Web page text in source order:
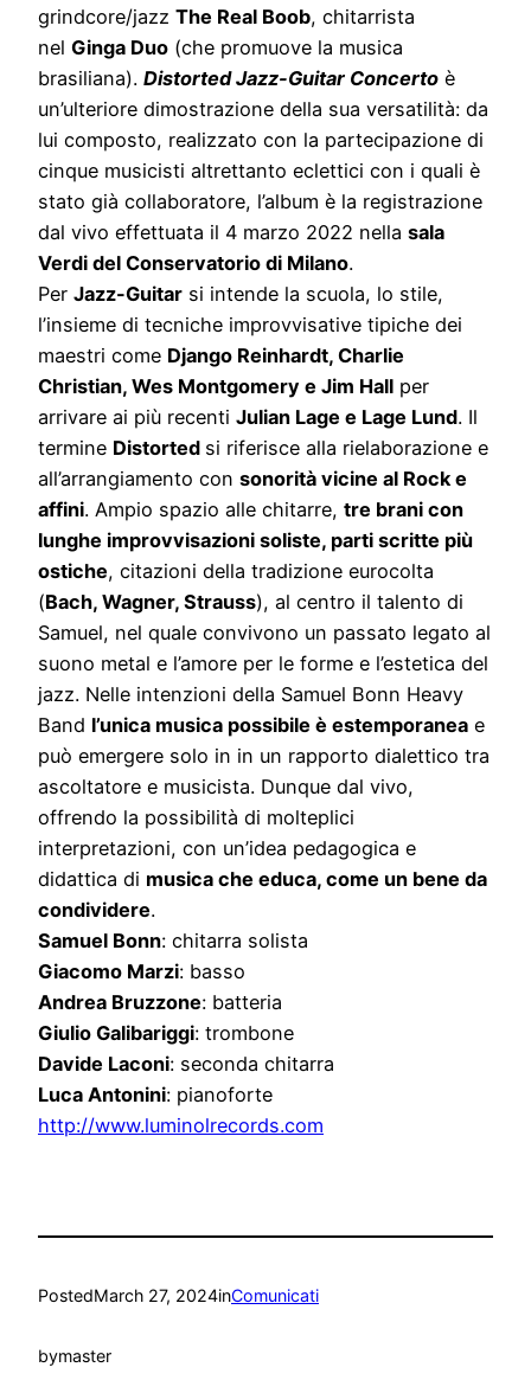
grindcore/jazz The Real Boob, chitarrista
nel Ginga Duo (che promuove la musica
brasiliana). Distorted Jazz-Guitar Concerto è
un’ulteriore dimostrazione della sua versatilità: da
lui composto, realizzato con la partecipazione di
cinque musicisti altrettanto eclettici con i quali è
stato già collaboratore, l’album è la registrazione
dal vivo effettuata il 4 marzo 2022 nella sala
Verdi del Conservatorio di Milano.
Per Jazz-Guitar si intende la scuola, lo stile,
l’insieme di tecniche improvvisative tipiche dei
maestri come Django Reinhardt, Charlie
Christian, Wes Montgomery e Jim Hall per
arrivare ai più recenti Julian Lage e Lage Lund. Il
termine Distorted si riferisce alla rielaborazione e
all’arrangiamento con sonorità vicine al Rock e
affini. Ampio spazio alle chitarre, tre brani con
lunghe improvvisazioni soliste, parti scritte più
ostiche, citazioni della tradizione eurocolta
(Bach, Wagner, Strauss), al centro il talento di
Samuel, nel quale convivono un passato legato al
suono metal e l’amore per le forme e l’estetica del
jazz. Nelle intenzioni della Samuel Bonn Heavy
Band l’unica musica possibile è estemporanea e
può emergere solo in in un rapporto dialettico tra
ascoltatore e musicista. Dunque dal vivo,
offrendo la possibilità di molteplici
interpretazioni, con un’idea pedagogica e
didattica di musica che educa, come un bene da
condividere.
Samuel Bonn: chitarra solista
Giacomo Marzi: basso
Andrea Bruzzone: batteria
Giulio Galibariggi: trombone
Davide Laconi: seconda chitarra
Luca Antonini: pianoforte
http://www.luminolrecords.com
PostedMarch 27, 2024inComunicati
bymaster